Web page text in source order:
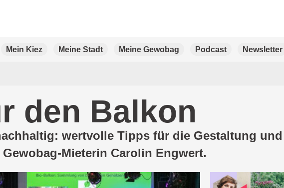
Mein Kiez Meine Stadt Meine Gewobag Podcast Newsletter
den Balkon
wertvolle Tipps für die Gestaltung
Mieterin Carolin Engwert.